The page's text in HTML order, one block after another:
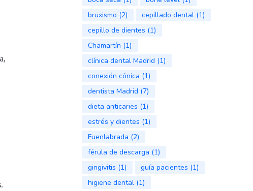
bruxismo (2) cepillado dental(1)
cepillo de dientes (1)
Chamartín (1)
clínica dental Madrid (1)
conexión cónica (1)
dentista Madrid (7)
dieta anticaries (1)
estrés y dientes (1)
Fuenlabrada (2)
férula de descarga (1)
gingivitis (1) guía pacientes (1)
higiene dental(1)